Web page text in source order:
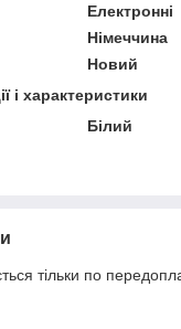
Електронні
Німеччина
Новий
і характеристики
Білий
тільки по